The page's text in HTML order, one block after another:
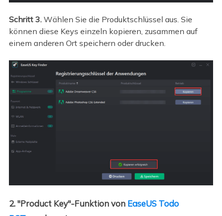
Schritt 3.Wählen Sie die Produktschlüssel aus. Sie
können diese Keys einzeln kopieren, zusammen auf
einem anderen Ort speichern oder drucken.
2. "Product Key"-Funktion von EaseUS Todo